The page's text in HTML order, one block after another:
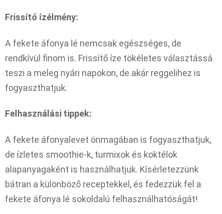
Frissítő ízélmény:
A fekete áfonya lé nemcsak egészséges, de
rendkívül finom is. Frissítő íze tökéletes választássá
teszi a meleg nyári napokon, de akár reggelihez is
fogyaszthatjuk.
Felhasználási tippek:
A fekete áfonyalevet önmagában is fogyaszthatjuk,
de ízletes smoothie-k, turmixok és koktélok
alapanyagaként is használhatjuk. Kísérletezzünk
bátran a különböző receptekkel, és fedezzük fel a
fekete áfonya lé sokoldalú felhasználhatóságát!